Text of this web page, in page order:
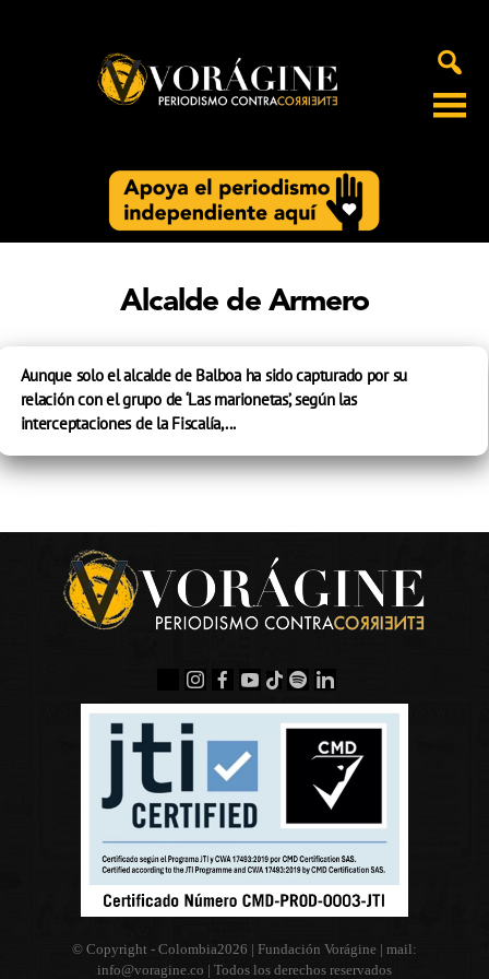
Alcalde de Armero
Aunque solo el alcalde de Balboa ha sido capturado por su
relación con el grupo de ‘Las marionetas’, según las
interceptaciones de la Fiscalía,...
© Copyright - Colombia2026 | Fundación Vorágine | mail:
info@voragine.co | Todos los derechos reservados